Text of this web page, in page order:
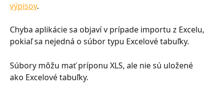
výpisov.
Chyba aplikácie sa objaví v prípade importu z Excelu,
pokiaľ sa nejedná o súbor typu Excelové tabuľky.
Súbory môžu mať príponu XLS, ale nie sú uložené
ako Excelové tabuľky.